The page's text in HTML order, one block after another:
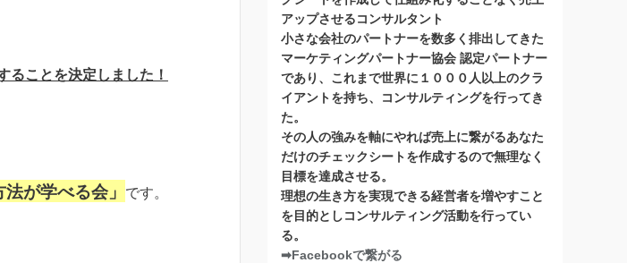
ることを決定しました！
が学べる会」 です。
アップさせるコンサルタント
小さな会社のパートナーを数多く排出してきた
マーケティングパートナー協会 認定パートナー
であり、これまで世界に１０００人以上のクラ
イアントを持ち、コンサルティングを行ってき
た。
その人の強みを軸にやれば売上に繋がるあなた
だけのチェックシートを作成するので無理なく
目標を達成させる。
理想の生き方を実現できる経営者を増やすこと
を目的としコンサルティング活動を行ってい
る。
➡Facebookで繋がる